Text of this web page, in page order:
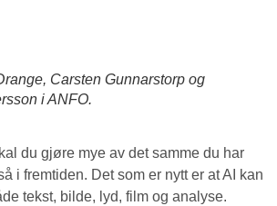
Carsten Gunnarstorp og
i ANFO.
du gjøre mye av det samme du har
i fremtiden. Det som er nytt er at AI kan
tekst, bilde, lyd, film og analyse.